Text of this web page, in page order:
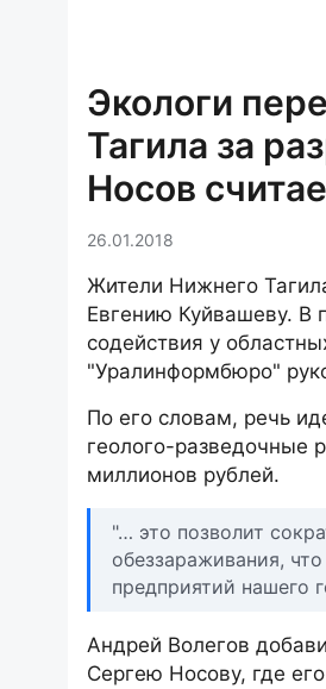
Экологи
Тагила за
Носов
26.01.2018
Жители Нижнего
Евгению Куйвашеву. В
содействия у
"Уралинформбюро"
По его словам, речь
геолого-разведочные
миллионов рублей.
"… это позволит
обеззараживания,
предприятий нашего
Андрей Волегов
Сергею Носову, где